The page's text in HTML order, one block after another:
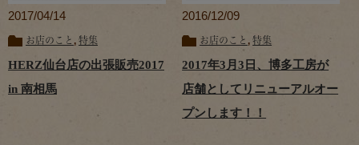
2017/04/14
お店のこと , 特集
HERZ仙台店の出張販売2017
in 南相馬
2016/12/09
お店のこと ,特集
2017年3月3日、博多工房が
店舗としてリニューアルオー
プンします！！